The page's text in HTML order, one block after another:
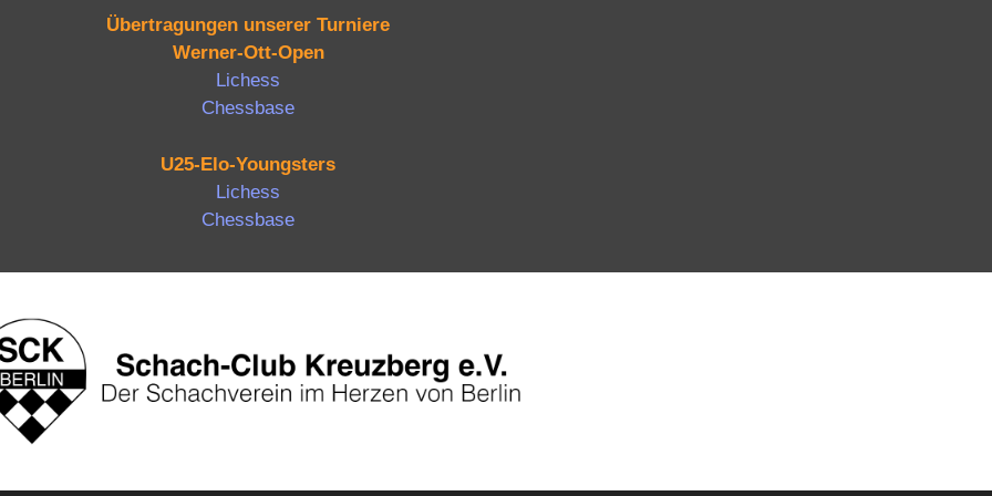
Übertragungen unserer Turniere
Werner-Ott-Open
Lichess
Chessbase
U25-Elo-Youngsters
Lichess
Chessbase